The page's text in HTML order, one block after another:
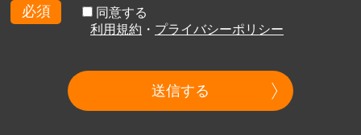
必須
同意する
利用規約 ・ プライバシーポリシー
送信する